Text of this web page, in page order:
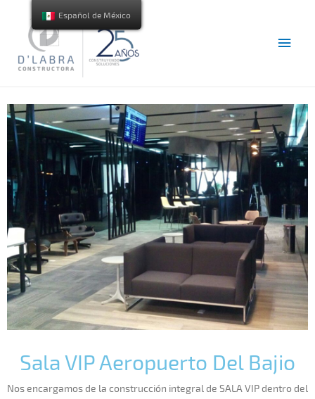
Sala VIP Aeropuerto Del Bajio
Nos encargamos de la construcción integral de SALA VIP dentro del
Español de México